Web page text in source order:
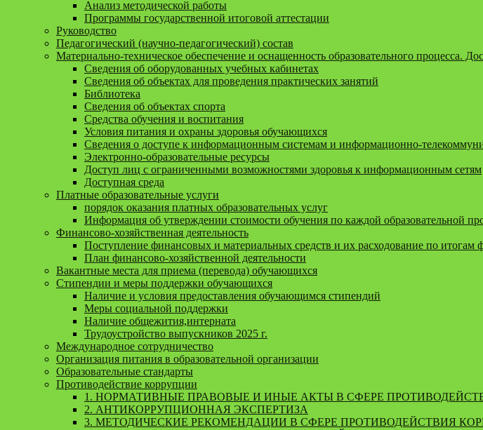
Анализ методической работы
Программы государственной итоговой аттестации
Руководство
Педагогический (научно-педагогический) состав
Материально-техническое обеспечение и оснащенность образовательного процесса.
Сведения об оборудованных учебных кабинетах
Сведения об объектах для проведения практических занятий
Библиотека
Сведения об объектах спорта
Средства обучения и воспитания
Условия питания и охраны здоровья обучающихся
Сведения о доступе к информационным системам и информационно-
Электронно-образовательные ресурсы
Доступ лиц с ограниченными возможностями здоровья к информационным сетям
Доступная среда
Платные образовательные услуги
порядок оказания платных образовательных услуг
Информация об утверждении стоимости обучения по каждой образовательной
Финансово-хозяйственная деятельность
Поступление финансовых и материальных средств и их расходование по итогам
План финансово-хозяйственной деятельности
Вакантные места для приема (перевода) обучающихся
Стипендии и меры поддержки обучающихся
Наличие и условия предоставления обучающимся стипендий
Меры социальной поддержки
Наличие общежития,интерната
Трудоустройство выпускников 2025 г.
Международное сотрудничество
Организация питания в образовательной организации
Образовательные стандарты
Противодействие коррупции
1. НОРМАТИВНЫЕ ПРАВОВЫЕ И ИНЫЕ АКТЫ В СФЕРЕ
2. АНТИКОРРУПЦИОННАЯ ЭКСПЕРТИЗА
3. МЕТОДИЧЕСКИЕ РЕКОМЕНДАЦИИ В СФЕРЕ ПРОТИВОДЕЙСТВИЯ